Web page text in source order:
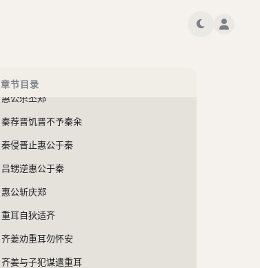
章节目录
惠公杀丕郑
秦荐晋饥晋不予秦籴
秦侵晋止惠公于秦
吕甥逆惠公于秦
惠公斩庆郑
重耳自狄适齐
齐姜劝重耳勿怀安
齐姜与子犯谋遣重耳